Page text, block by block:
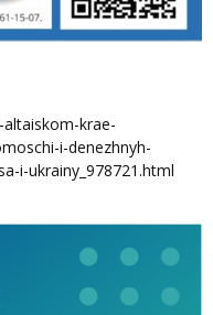
krae-
i-denezhnyh-
i-ukrainy_978721.html